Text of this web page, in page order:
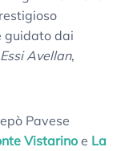
guidato dai
Essi Avellan,
Pavese
Vistarino e La